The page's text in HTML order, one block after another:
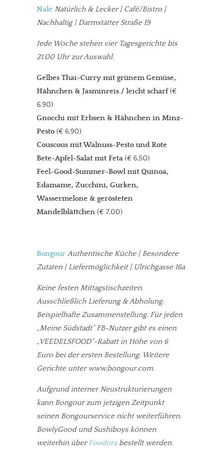
Nale Natürlich & Lecker | Café/Bistro |
Nachhaltig | Darmstätter Straße 19
Jede Woche stehen vier Tagesgerichte bis
21:00 Uhr zur Auswahl.
Gelbes Thai-Curry mit grünem Gemüse,
Hähnchen & Jasminreis / leicht scharf(€
6,90)
Gnocchi mit Erbsen & Hähnchen in Minz-
Pesto (€ 6,90)
Couscous mit Walnuss-Pesto und Rote
Bete-Apfel-Salat mit Feta (€ 6,50)
Feel-Good-Summer-Bowl mit Quinoa,
Edamame, Zucchini, Gurken,
Wassermelone & gerösteten
Mandelblättchen (€ 7,00)
Bongour Authentische Küche | Besondere
Zutaten | Liefermöglichkeit | Ulrichgasse 16a
Keine festen Mittagstischzeiten.
Ausschließlich Lieferung & Abholung.
Beispielhafte Zusammenstellung. Für jeden
„Meine Südstadt“ FB-Nutzer gibt es einen
„VEEDELSFOOD“-Rabatt in Höhe von 6
Euro bei der ersten Bestellung. Weitere
Gerichte unter www.bongour.com.
Aufgrund interner Neustrukturierungen
kann Bongour zum jetzigen Zeitpunkt
seinen Bongourservice nicht weiterführen.
BowlyGood und Sushiboys können
weiterhin überFoodorabestellt werden.